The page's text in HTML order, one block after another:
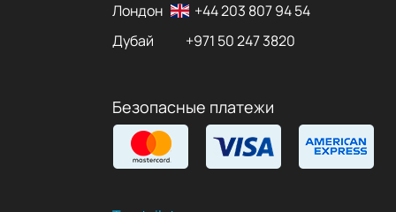
Лондон
+44 203 807 94 54
Дубай
+971 50 247 3820
Безопасные платежи